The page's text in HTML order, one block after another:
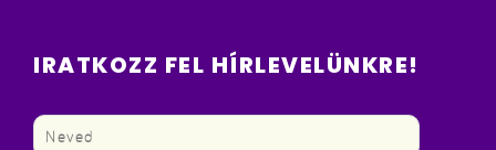
IRATKOZZ FEL HÍRLEVELÜNKRE!